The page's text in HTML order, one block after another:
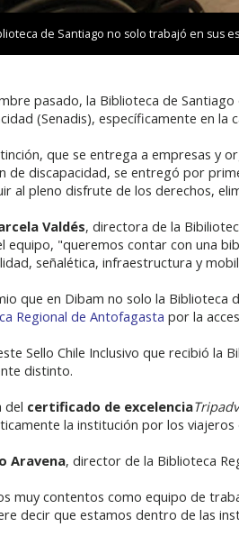
de Santiago no solo trabajó en sus
pasado, la Biblioteca de
(Senadis), específicamente en la
que se entrega a empresas y
de discapacidad, se entregó por
al pleno disfrute de los derechos,
Valdés, directora de la
equipo, "queremos contar con una
señalética, infraestructura y
que en Dibam no solo la Biblioteca
Regional de Antofagasta por la
Sello Chile Inclusivo que recibió
distinto.
del certificado de excelencia
la institución por los
Aravena, director de la Biblioteca
muy contentos como equipo de
decir que estamos dentro de las